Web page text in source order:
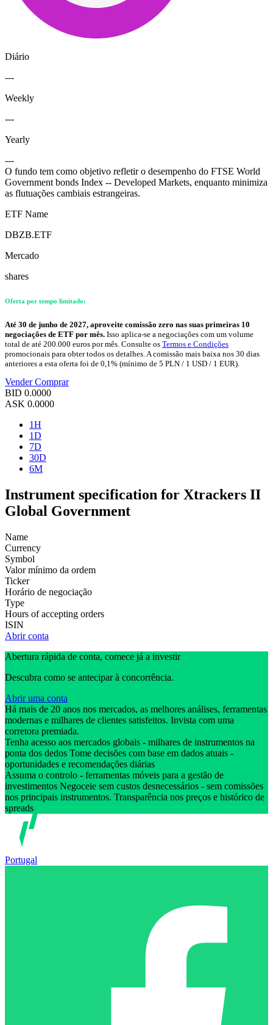
Diário
---
Weekly
---
Yearly
---
O fundo tem como objetivo refletir o desempenho do FTSE World
Government bonds Index -- Developed Markets, enquanto minimiza
as flutuações cambiais estrangeiras.
ETF Name
DBZB.ETF
Mercado
shares
Oferta por tempo limitado:
Até 30 de junho de 2027, aproveite comissão zero nas suas primeiras 10
negociações de ETF por mês. Isso aplica-se a negociações com um volume
total de até 200.000 euros por mês. Consulte os Termos e Condições
promocionais para obter todos os detalhes. A comissão mais baixa nos 30 dias
anteriores a esta oferta foi de 0,1% (mínimo de 5 PLN / 1 USD / 1 EUR).
VenderComprar
BID 0.0000
ASK 0.0000
1H
1D
7D
30D
6M
Instrument specification for Xtrackers II
Global Government
Name
Currency
Symbol
Valor mínimo da ordem
Ticker
Horário de negociação
Type
Hours of accepting orders
ISIN
Abrir conta
Abertura rápida de conta, comece já a investir
Descubra como se antecipar à concorrência.
Abrir uma conta
Há mais de 20 anos nos mercados, as melhores análises, ferramentas
modernas e milhares de clientes satisfeitos. Invista com uma
corretora premiada.
Tenha acesso aos mercados globais - milhares de instrumentos na
ponta dos dedos Tome decisões com base em dados atuais -
oportunidades e recomendações diárias
Assuma o controlo - ferramentas móveis para a gestão de
investimentos Negoceie sem custos desnecessários - sem comissões
nos principais instrumentos. Transparência nos preços e histórico de
spreads
Portugal